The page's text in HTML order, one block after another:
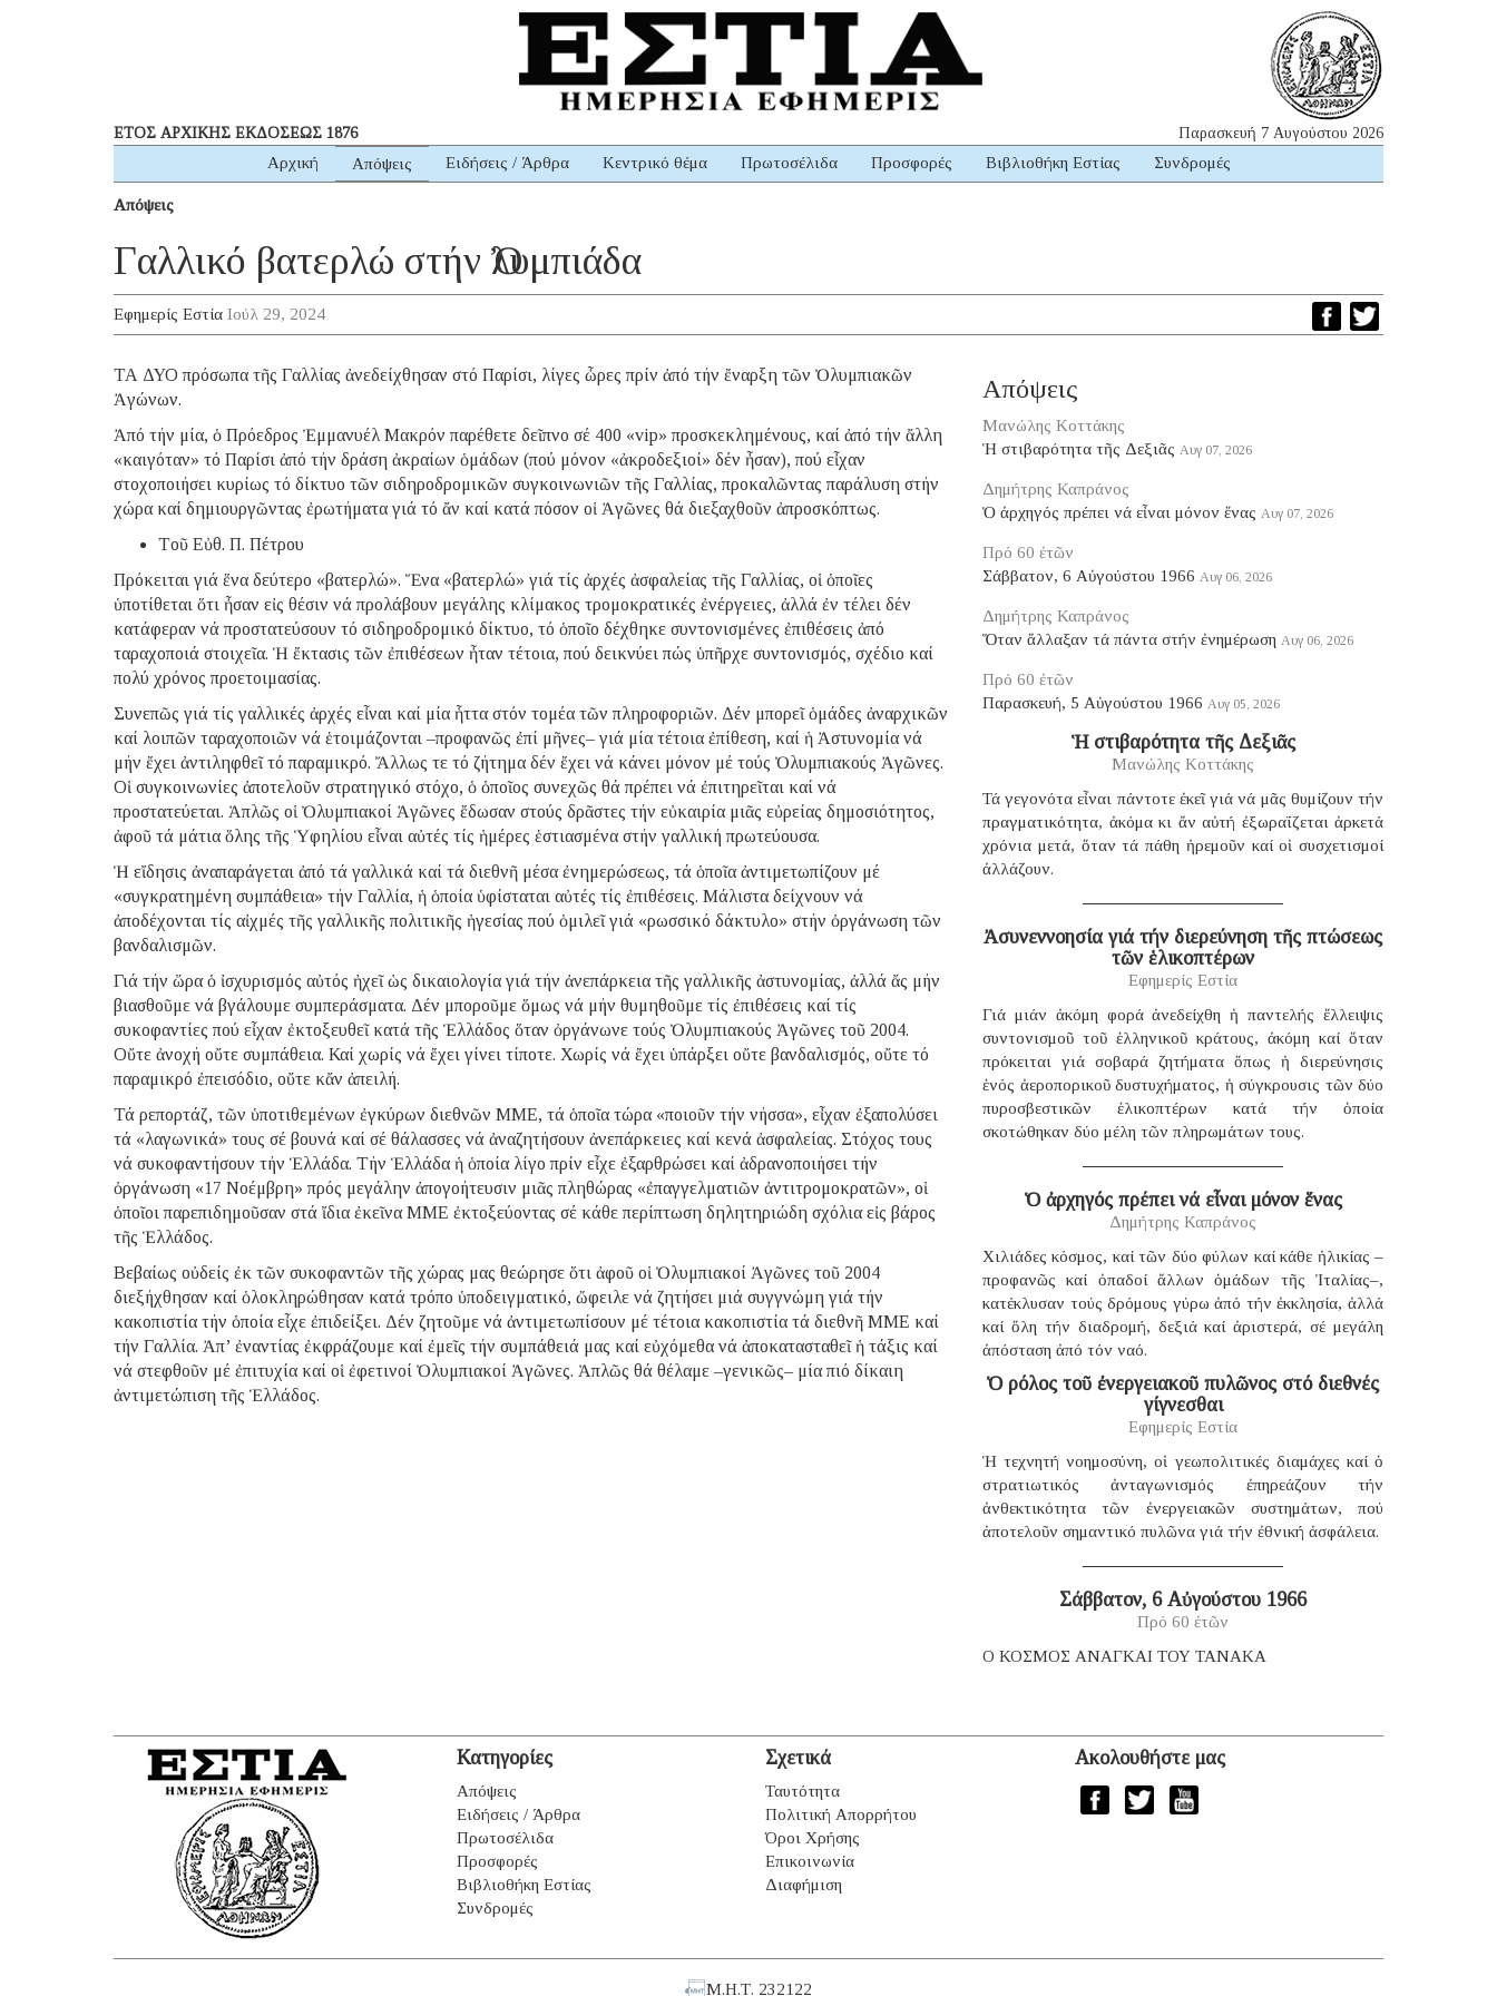
ΕΤΟΣ ΑΡΧΙΚΗΣ ΕΚΔΟΣΕΩΣ 1876 Παρασκευή 7 Αυγούστου 2026
Αρχική Απόψεις Ειδήσεις / Άρθρα Κεντρικό θέμα Πρωτοσέλιδα Προσφορές Βιβλιοθήκη Εστίας Συνδρομές
Απόψεις
Γαλλικό βατερλώ στήν Ὀλυμπιάδα
Εφημερίς Εστία Ιούλ 29, 2024
ΤΑ ΔΥΟ πρόσωπα τῆς Γαλλίας ἀνεδείχθησαν στό Παρίσι, λίγες ὧρες πρίν ἀπό τήν ἔναρξη τῶν Ὀλυμπιακῶν
Ἀγώνων.
Ἀπό τήν μία, ὁ Πρόεδρος Ἐμμανυέλ Μακρόν παρέθετε δεῖπνο σέ 400 «vip» προσκεκλημένους, καί ἀπό τήν ἄλλη
«καιγόταν» τό Παρίσι ἀπό τήν δράση ἀκραίων ὁμάδων (πού μόνον «ἀκροδεξιοί» δέν ἦσαν), πού εἶχαν
στοχοποιήσει κυρίως τό δίκτυο τῶν σιδηροδρομικῶν συγκοινωνιῶν τῆς Γαλλίας, προκαλῶντας παράλυση στήν
χώρα καί δημιουργῶντας ἐρωτήματα γιά τό ἄν καί κατά πόσον οἱ Ἀγῶνες θά διεξαχθοῦν ἀπροσκόπτως.
Tοῦ Εὐθ. Π. Πέτρου
Πρόκειται γιά ἕνα δεύτερο «βατερλώ». Ἕνα «βατερλώ» γιά τίς ἀρχές ἀσφαλείας τῆς Γαλλίας, οἱ ὁποῖες
ὑποτίθεται ὅτι ἦσαν εἰς θέσιν νά προλάβουν μεγάλης κλίμακος τρομοκρατικές ἐνέργειες, ἀλλά ἐν τέλει δέν
κατάφεραν νά προστατεύσουν τό σιδηροδρομικό δίκτυο, τό ὁποῖο δέχθηκε συντονισμένες ἐπιθέσεις ἀπό
ταραχοποιά στοιχεῖα. Ἡ ἔκτασις τῶν ἐπιθέσεων ἦταν τέτοια, πού δεικνύει πώς ὑπῆρχε συντονισμός, σχέδιο καί
πολύ χρόνος προετοιμασίας.
Συνεπῶς γιά τίς γαλλικές ἀρχές εἶναι καί μία ἧττα στόν τομέα τῶν πληροφοριῶν. Δέν μπορεῖ ὁμάδες ἀναρχικῶν
καί λοιπῶν ταραχοποιῶν νά ἑτοιμάζονται –προφανῶς ἐπί μῆνες– γιά μία τέτοια ἐπίθεση, καί ἡ Ἀστυνομία νά
μήν ἔχει ἀντιληφθεῖ τό παραμικρό. Ἄλλως τε τό ζήτημα δέν ἔχει νά κάνει μόνον μέ τούς Ὀλυμπιακούς Ἀγῶνες.
Οἱ συγκοινωνίες ἀποτελοῦν στρατηγικό στόχο, ὁ ὁποῖος συνεχῶς θά πρέπει νά ἐπιτηρεῖται καί νά
προστατεύεται. Ἁπλῶς οἱ Ὀλυμπιακοί Ἀγῶνες ἔδωσαν στούς δρᾶστες τήν εὐκαιρία μιᾶς εὐρείας δημοσιότητος,
ἀφοῦ τά μάτια ὅλης τῆς Ὑφηλίου εἶναι αὐτές τίς ἡμέρες ἑστιασμένα στήν γαλλική πρωτεύουσα.
Ἡ εἴδησις ἀναπαράγεται ἀπό τά γαλλικά καί τά διεθνῆ μέσα ἐνημερώσεως, τά ὁποῖα ἀντιμετωπίζουν μέ
«συγκρατημένη συμπάθεια» τήν Γαλλία, ἡ ὁποία ὑφίσταται αὐτές τίς ἐπιθέσεις. Μάλιστα δείχνουν νά
ἀποδέχονται τίς αἰχμές τῆς γαλλικῆς πολιτικῆς ἡγεσίας πού ὁμιλεῖ γιά «ρωσσικό δάκτυλο» στήν ὀργάνωση τῶν
βανδαλισμῶν.
Γιά τήν ὥρα ὁ ἰσχυρισμός αὐτός ἠχεῖ ὡς δικαιολογία γιά τήν ἀνεπάρκεια τῆς γαλλικῆς ἀστυνομίας, ἀλλά ἄς μήν
βιασθοῦμε νά βγάλουμε συμπεράσματα. Δέν μποροῦμε ὅμως νά μήν θυμηθοῦμε τίς ἐπιθέσεις καί τίς
συκοφαντίες πού εἶχαν ἐκτοξευθεῖ κατά τῆς Ἑλλάδος ὅταν ὀργάνωνε τούς Ὀλυμπιακούς Ἀγῶνες τοῦ 2004.
Οὔτε ἀνοχή οὔτε συμπάθεια. Καί χωρίς νά ἔχει γίνει τίποτε. Χωρίς νά ἔχει ὑπάρξει οὔτε βανδαλισμός, οὔτε τό
παραμικρό ἐπεισόδιο, οὔτε κἄν ἀπειλή.
Τά ρεπορτάζ, τῶν ὑποτιθεμένων ἐγκύρων διεθνῶν ΜΜΕ, τά ὁποῖα τώρα «ποιοῦν τήν νήσσα», εἶχαν ἐξαπολύσει
τά «λαγωνικά» τους σέ βουνά καί σέ θάλασσες νά ἀναζητήσουν ἀνεπάρκειες καί κενά ἀσφαλείας. Στόχος τους
νά συκοφαντήσουν τήν Ἑλλάδα. Τήν Ἑλλάδα ἡ ὁποία λίγο πρίν εἶχε ἐξαρθρώσει καί ἀδρανοποιήσει τήν
ὀργάνωση «17 Νοέμβρη» πρός μεγάλην ἀπογοήτευσιν μιᾶς πληθώρας «ἐπαγγελματιῶν ἀντιτρομοκρατῶν», οἱ
ὁποῖοι παρεπιδημοῦσαν στά ἴδια ἐκεῖνα ΜΜΕ ἐκτοξεύοντας σέ κάθε περίπτωση δηλητηριώδη σχόλια εἰς βάρος
τῆς Ἑλλάδος.
Βεβαίως οὐδείς ἐκ τῶν συκοφαντῶν τῆς χώρας μας θεώρησε ὅτι ἀφοῦ οἱ Ὀλυμπιακοί Ἀγῶνες τοῦ 2004
διεξήχθησαν καί ὁλοκληρώθησαν κατά τρόπο ὑποδειγματικό, ὤφειλε νά ζητήσει μιά συγγνώμη γιά τήν
κακοπιστία τήν ὁποία εἶχε ἐπιδείξει. Δέν ζητοῦμε νά ἀντιμετωπίσουν μέ τέτοια κακοπιστία τά διεθνῆ ΜΜΕ καί
τήν Γαλλία. Ἀπ’ ἐναντίας ἐκφράζουμε καί ἐμεῖς τήν συμπάθειά μας καί εὐχόμεθα νά ἀποκατασταθεῖ ἡ τάξις καί
νά στεφθοῦν μέ ἐπιτυχία καί οἱ ἐφετινοί Ὀλυμπιακοί Ἀγῶνες. Ἁπλῶς θά θέλαμε –γενικῶς– μία πιό δίκαιη
ἀντιμετώπιση τῆς Ἑλλάδος.
Απόψεις
Μανώλης Κοττάκης
Ἡ στιβαρότητα τῆς Δεξιᾶς Αυγ 07, 2026
Δημήτρης Καπράνος
Ὁ ἀρχηγός πρέπει νά εἶναι μόνον ἕνας Αυγ 07, 2026
Πρό 60 ἐτῶν
Σάββατον, 6 Αὐγούστου 1966 Αυγ 06, 2026
Δημήτρης Καπράνος
Ὅταν ἄλλαξαν τά πάντα στήν ἐνημέρωση Αυγ 06, 2026
Πρό 60 ἐτῶν
Παρασκευή, 5 Αὐγούστου 1966 Αυγ 05, 2026
Ἡ στιβαρότητα τῆς Δεξιᾶς
Μανώλης Κοττάκης
Τά γεγονότα εἶναι πάντοτε ἐκεῖ γιά νά μᾶς θυμίζουν τήν
πραγματικότητα, ἀκόμα κι ἄν αὐτή ἐξωραΐζεται ἀρκετά
χρόνια μετά, ὅταν τά πάθη ἠρεμοῦν καί οἱ συσχετισμοί
ἀλλάζουν.
Ἀσυνεννοησία γιά τήν διερεύνηση τῆς πτώσεως
τῶν ἑλικοπτέρων
Εφημερίς Εστία
Γιά μιάν ἀκόμη φορά ἀνεδείχθη ἡ παντελής ἔλλειψις
συντονισμοῦ τοῦ ἑλληνικοῦ κράτους, ἀκόμη καί ὅταν
πρόκειται γιά σοβαρά ζητήματα ὅπως ἡ διερεύνησις
ἑνός ἀεροπορικοῦ δυστυχήματος, ἡ σύγκρουσις τῶν δύο
πυροσβεστικῶν ἑλικοπτέρων κατά τήν ὁποία
σκοτώθηκαν δύο μέλη τῶν πληρωμάτων τους.
Ὁ ἀρχηγός πρέπει νά εἶναι μόνον ἕνας
Δημήτρης Καπράνος
Χιλιάδες κόσμος, καί τῶν δύο φύλων καί κάθε ἡλικίας –
προφανῶς καί ὀπαδοί ἄλλων ὁμάδων τῆς Ἰταλίας–,
κατέκλυσαν τούς δρόμους γύρω ἀπό τήν ἐκκλησία, ἀλλά
καί ὅλη τήν διαδρομή, δεξιά καί ἀριστερά, σέ μεγάλη
ἀπόσταση ἀπό τόν ναό.
Ὁ ρόλος τοῦ ἐνεργειακοῦ πυλῶνος στό διεθνές
γίγνεσθαι
Εφημερίς Εστία
Ἡ τεχνητή νοημοσύνη, οἱ γεωπολιτικές διαμάχες καί ὁ
στρατιωτικός ἀνταγωνισμός ἐπηρεάζουν τήν
ἀνθεκτικότητα τῶν ἐνεργειακῶν συστημάτων, πού
ἀποτελοῦν σημαντικό πυλῶνα γιά τήν ἐθνική ἀσφάλεια.
Σάββατον, 6 Αὐγούστου 1966
Πρό 60 ἐτῶν
Ο ΚΟΣΜΟΣ ΑΝΑΓΚΑΙ ΤΟΥ ΤΑΝΑΚΑ
Κατηγορίες
Απόψεις
Ειδήσεις / Άρθρα
Πρωτοσέλιδα
Προσφορές
Βιβλιοθήκη Εστίας
Συνδρομές
Σχετικά
Ταυτότητα
Πολιτική Απορρήτου
Όροι Χρήσης
Επικοινωνία
Διαφήμιση
Ακολουθήστε μας
Μ.Η.Τ. 232122